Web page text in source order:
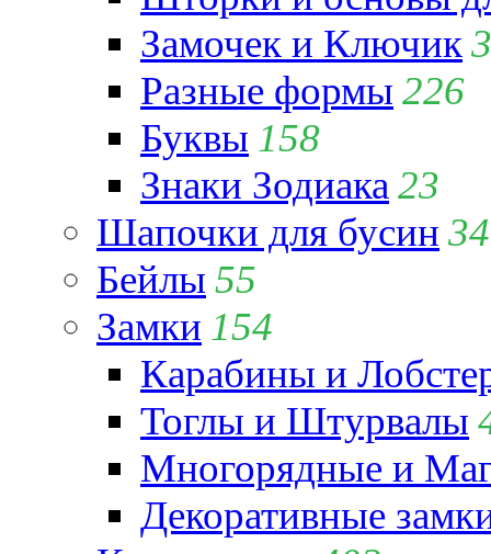
Замочек и Ключик
Разные формы 226
Буквы 158
Знаки Зодиака 23
Шапочки для бусин 34
Бейлы 55
Замки 154
Карабины и
Тоглы и Штурвалы
Многорядные и
Декоративные